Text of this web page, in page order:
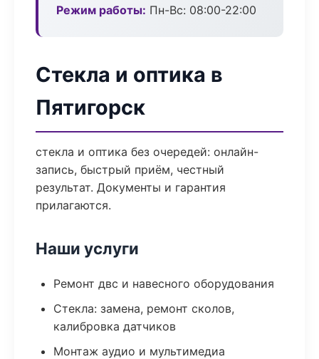
Режим работы: Пн-Вс: 08:00-22:00
Стекла и оптика в
Пятигорск
стекла и оптика без очередей: онлайн-
запись, быстрый приём, честный
результат. Документы и гарантия
прилагаются.
Наши услуги
Ремонт двс и навесного оборудования
Стекла: замена, ремонт сколов,
калибровка датчиков
Монтаж аудио и мультимедиа